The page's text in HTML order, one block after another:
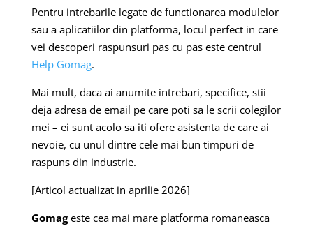
Pentru intrebarile legate de functionarea modulelor
sau a aplicatiilor din platforma, locul perfect in care
vei descoperi raspunsuri pas cu pas este centrul
Help Gomag.
Mai mult, daca ai anumite intrebari, specifice, stii
deja adresa de email pe care poti sa le scrii colegilor
mei – ei sunt acolo sa iti ofere asistenta de care ai
nevoie, cu unul dintre cele mai bun timpuri de
raspuns din industrie.
[Articol actualizat in aprilie 2026]
Gomageste cea mai mare platforma romaneasca